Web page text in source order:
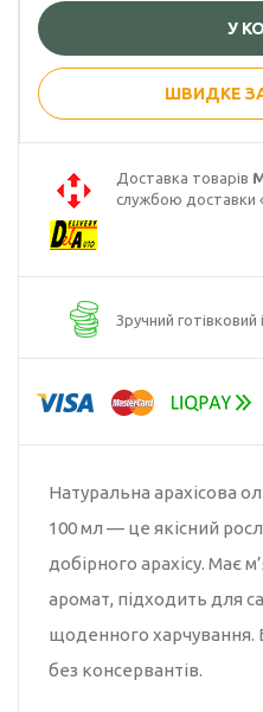
Гарбузова олія
Чорного кмину
олія
кондитерського
соняшника
Кокосова олія
У
ШВИДКЕ
Доставка товарів
службою доставки
Зручний готівковий
Натуральна арахісова
100 мл — це якісний
добірного арахісу. Має
аромат, підходить для
щоденного харчування.
без консервантів.